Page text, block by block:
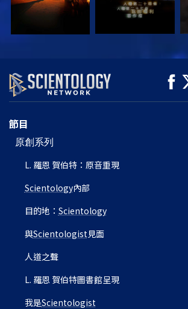
觀看
節目
原創系列
L. 羅恩 賀伯特：原音重現
Scientology內部
目的地： Scientology
與Scientologist 見面
人道之聲
L. 羅恩 賀伯特圖書館呈現
我是Scientologist